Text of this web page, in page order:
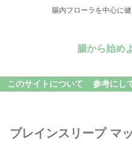
腸内フローラを中心に
腸から始め
このサイトについて 参考にし
ブレインスリープ マ